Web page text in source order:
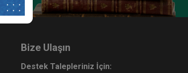
Boşanma Hukuku - IV. Medeni
Hukuk Kongresi - III. Oturum
360
Bize Ulaşın
Destek Talepleriniz İçin: